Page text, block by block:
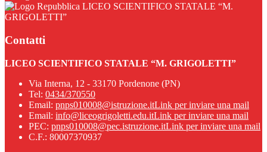
LICEO SCIENTIFICO STATALE “M.
GRIGOLETTI”
Contatti
LICEO SCIENTIFICO STATALE “M. GRIGOLETTI”
Via Interna, 12 - 33170 Pordenone (PN)
Tel: 0434/370550
Email: pnps010008@istruzione.itLink per inviare una mail
Email: info@liceogrigoletti.edu.itLink per inviare una mail
PEC: pnps010008@pec.istruzione.itLink per inviare una mail
C.F.: 80007370937